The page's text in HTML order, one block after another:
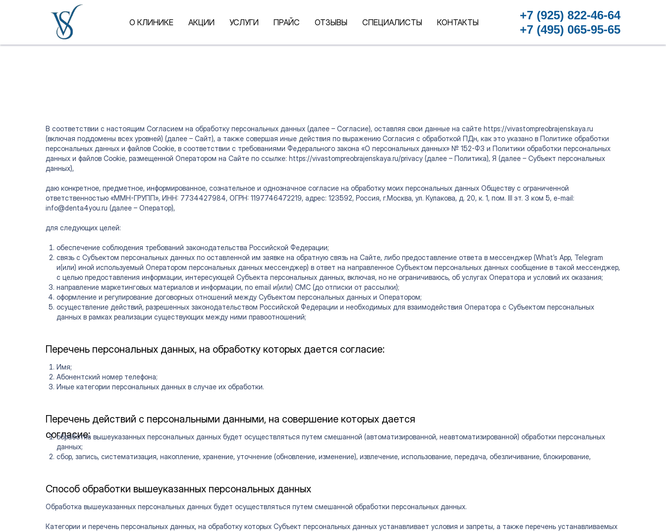
О КЛИНИКЕ АКЦИИ УСЛУГИ ПРАЙС ОТЗЫВЫ СПЕЦИАЛИСТЫ КОНТАКТЫ
+7 (925) 822-46-64
+7 (495) 065-95-65
В соответствии с настоящим Согласием на обработку персональных данных (далее – Согласие), оставляя свои данные на сайте https://vivastompreobrajenskaya.ru
(включая поддомены всех уровней) (далее – Сайт), а также совершая иные действия по выражению Согласия с обработкой ПДн, как это указано в Политике обработки
персональных данных и файлов Cookie, в соответствии с требованиями Федерального закона «О персональных данных» № 152-ФЗ и Политики обработки персональных
данных и файлов Cookie, размещенной Оператором на Сайте по ссылке: https://vivastompreobrajenskaya.ru/privacy (далее – Политика), Я (далее – Субъект персональных
данных),
даю конкретное, предметное, информированное, сознательное и однозначное согласие на обработку моих персональных данных Обществу с ограниченной
ответственностью «ММН-ГРУПП», ИНН: 7734427984, ОГРН: 1197746472219, адрес: 123592, Россия, г.Москва, ул. Кулакова, д. 20, к. 1, пом. III эт. 3 ком 5, e-mail:
info@denta4you.ru (далее – Оператор),
для следующих целей:
обеспечение соблюдения требований законодательства Российской Федерации;
связь с Субъектом персональных данных по оставленной им заявке на обратную связь на Сайте, либо предоставление ответа в мессенджер (What’s App, Telegram
и(или) иной используемый Оператором персональных данных мессенджер) в ответ на направленное Субъектом персональных данных сообщение в такой мессенджер,
с целью предоставления информации, интересующей Субъекта персональных данных, включая, но не ограничиваюсь, об услугах Оператора и условий их оказания;
направление маркетинговых материалов и информации, по email и(или) СМС (до отписки от рассылки);
оформление и регулирование договорных отношений между Субъектом персональных данных и Оператором;
осуществление действий, разрешенных законодательством Российской Федерации и необходимых для взаимодействия Оператора с Субъектом персональных
данных в рамках реализации существующих между ними правоотношений;
Политикой.
Перечень персональных данных, на обработку которых дается согласие:
Имя;
Абонентский номер телефона;
Иные категории персональных данных в случае их обработки.
Перечень действий с персональными данными, на совершение которых дается
согласие:
обработка вышеуказанных персональных данных будет осуществляться путем смешанной (автоматизированной, неавтоматизированной) обработки персональных
данных;
сбор, запись, систематизация, накопление, хранение, уточнение (обновление, изменение), извлечение, использование, передача, обезличивание, блокирование,
Способ обработки вышеуказанных персональных данных
Обработка вышеуказанных персональных данных будет осуществляться путем смешанной обработки персональных данных.
Категории и перечень персональных данных, на обработку которых Субъект персональных данных устанавливает условия и запреты, а также перечень устанавливаемых